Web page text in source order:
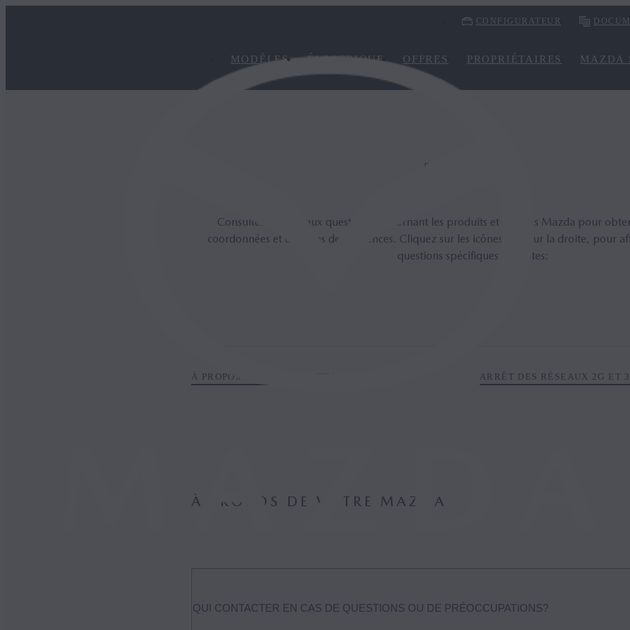
CONFIGURATEUR
MODÈLES ÉLECTRIQUE OFFRES PROPRIÉTAIRES MAZDA
Foire aux questions
Consultez la foire aux questions concernant les produits et services Mazda pour
coordonnées et des liens de références. Cliquez sur les icônes «+», sur la droite, pour
questions spécifiques suivantes:
À PROPOS DE VOTRE MAZDA ARRÊT DES RÉSEAUX 2G ET
À PROPOS DE VOTRE MAZDA
QUI CONTACTER EN CAS DE QUESTIONS OU DE PRÉOCCUPATIONS?